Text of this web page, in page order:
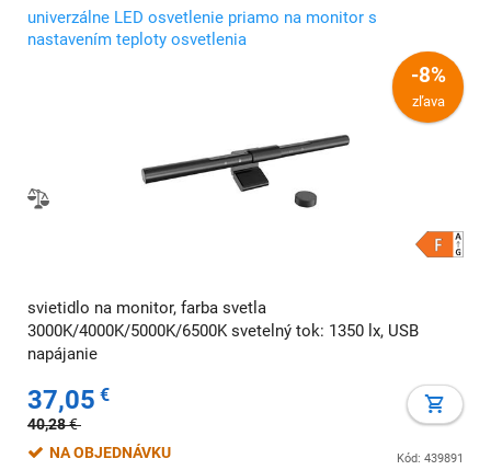
univerzálne LED osvetlenie priamo na monitor s
nastavením teploty osvetlenia
-8%
zľava
svietidlo na monitor, farba svetla
3000K/4000K/5000K/6500K svetelný tok: 1350 lx, USB
napájanie
37,05 €
40,28€
Kód: 439891
NA OBJEDNÁVKU